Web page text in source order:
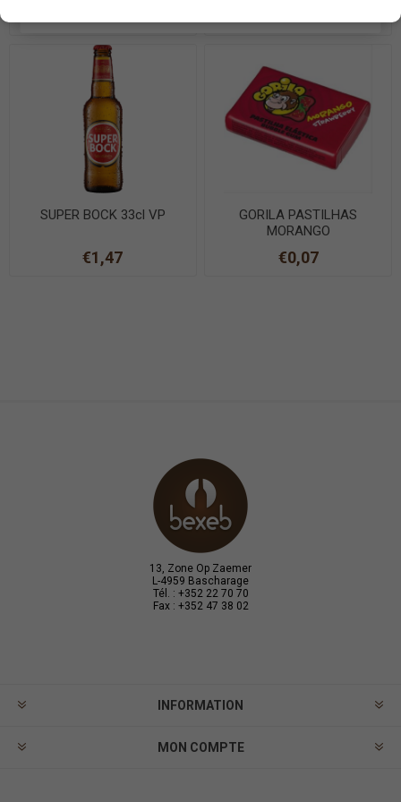
SUPER BOCK 33cl VP
€1,47
GORILA PASTILHAS
MORANGO
€0,07
13, Zone Op Zaemer
L-4959 Bascharage
Tél. : +352 22 70 70
Fax : +352 47 38 02
INFORMATION
MON COMPTE